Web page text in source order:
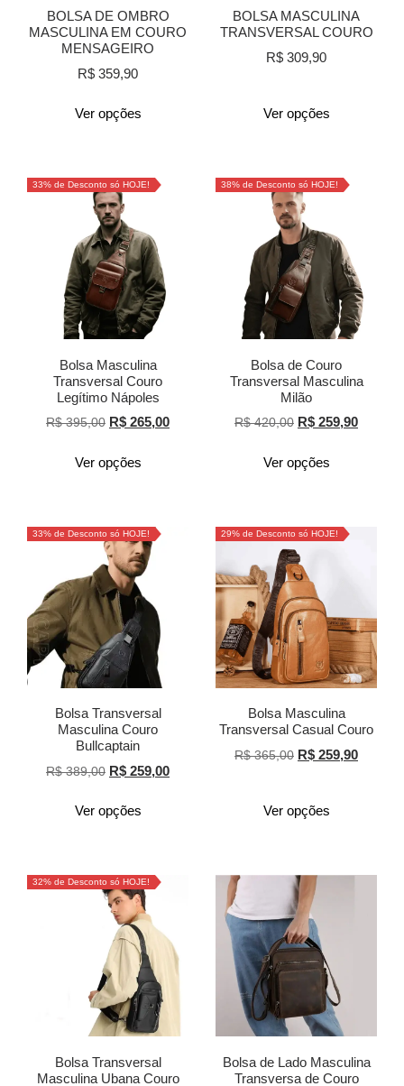
BOLSA DE OMBRO
MASCULINA EM COURO
MENSAGEIRO
R$ 359,90
Ver opções
BOLSA MASCULINA
TRANSVERSAL COURO
R$ 309,90
Ver opções
33% de Desconto só HOJE!
Bolsa Masculina
Transversal Couro
Legítimo Nápoles
R$395,00 R$ 265,00
Ver opções
38% de Desconto só HOJE!
Bolsa de Couro
Transversal Masculina
Milão
R$420,00 R$ 259,90
Ver opções
33% de Desconto só HOJE!
Bolsa Transversal
Masculina Couro
Bullcaptain
R$389,00 R$ 259,00
Ver opções
29% de Desconto só HOJE!
Bolsa Masculina
Transversal Casual Couro
R$365,00 R$ 259,90
Ver opções
32% de Desconto só HOJE!
Bolsa Transversal
Masculina Ubana Couro
Bolsa de Lado Masculina
Transversa de Couro